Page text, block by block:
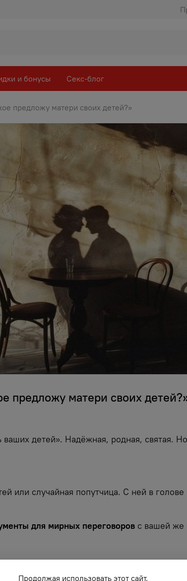
и бонусы Секс-блог
предложу матери своих детей?»
предложу матери своих
детей». Надёжная, родная, святая.
или случайная попутчица. С ней в
для мирных переговоров с вашей же
то новое вместе, просто ради игры».
Продолжая использовать этот сайт,